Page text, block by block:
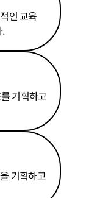
인 교육
.
기획하고
기획하고